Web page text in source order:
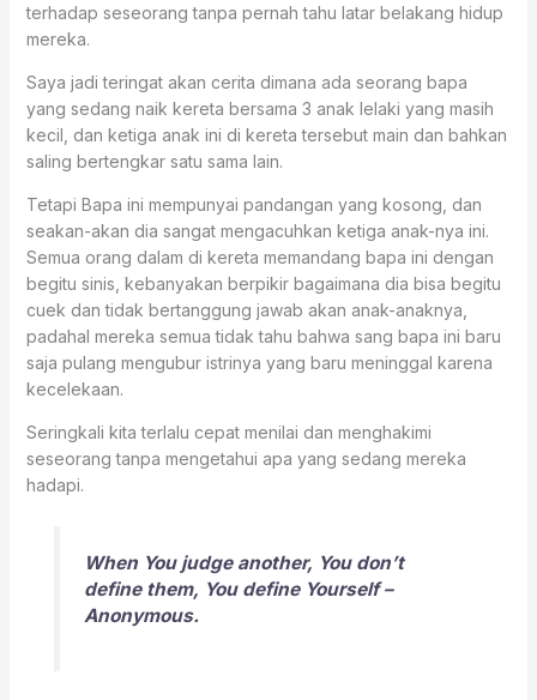
terhadap seseorang tanpa pernah tahu latar belakang hidup
mereka.
Saya jadi teringat akan cerita dimana ada seorang bapa
yang sedang naik kereta bersama 3 anak lelaki yang masih
kecil, dan ketiga anak ini di kereta tersebut main dan bahkan
saling bertengkar satu sama lain.
Tetapi Bapa ini mempunyai pandangan yang kosong, dan
seakan-akan dia sangat mengacuhkan ketiga anak-nya ini.
Semua orang dalam di kereta memandang bapa ini dengan
begitu sinis, kebanyakan berpikir bagaimana dia bisa begitu
cuek dan tidak bertanggung jawab akan anak-anaknya,
padahal mereka semua tidak tahu bahwa sang bapa ini baru
saja pulang mengubur istrinya yang baru meninggal karena
kecelekaan.
Seringkali kita terlalu cepat menilai dan menghakimi
seseorang tanpa mengetahui apa yang sedang mereka
hadapi.
When You judge another, You don’t
define them, You define Yourself –
Anonymous.